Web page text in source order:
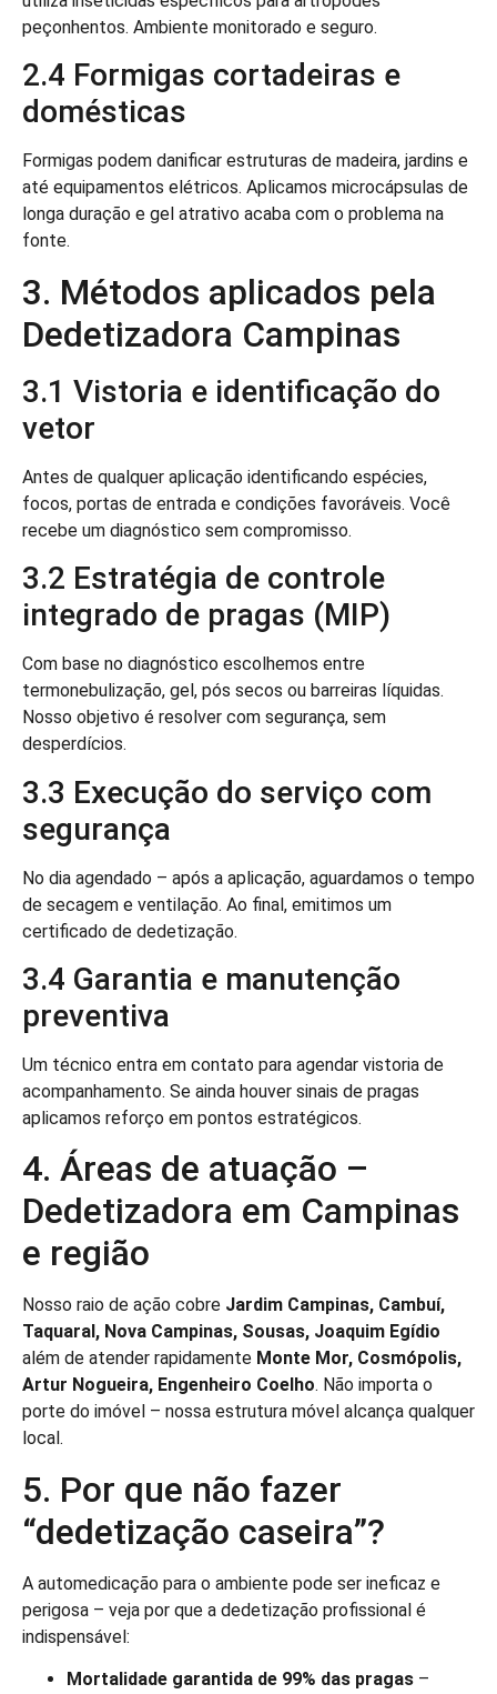
peçonhentos. Ambiente monitorado e seguro.
2.4 Formigas cortadeiras e
domésticas
Formigas podem danificar estruturas de madeira, jardins e
até equipamentos elétricos. Aplicamos microcápsulas de
longa duração e gel atrativo acaba com o problema na
fonte.
3. Métodos aplicados pela
Dedetizadora Campinas
3.1 Vistoria e identificação do
vetor
Antes de qualquer aplicação identificando espécies,
focos, portas de entrada e condições favoráveis. Você
recebe um diagnóstico sem compromisso.
3.2 Estratégia de controle
integrado de pragas (MIP)
Com base no diagnóstico escolhemos entre
termonebulização, gel, pós secos ou barreiras líquidas.
Nosso objetivo é resolver com segurança, sem
desperdícios.
3.3 Execução do serviço com
segurança
No dia agendado – após a aplicação, aguardamos o tempo
de secagem e ventilação. Ao final, emitimos um
certificado de dedetização.
3.4 Garantia e manutenção
preventiva
Um técnico entra em contato para agendar vistoria de
acompanhamento. Se ainda houver sinais de pragas
aplicamos reforço em pontos estratégicos.
4. Áreas de atuação –
Dedetizadora em Campinas
e região
Nosso raio de ação cobre Jardim Campinas, Cambuí,
Taquaral, Nova Campinas, Sousas, Joaquim Egídio
além de atender rapidamente Monte Mor, Cosmópolis,
Artur Nogueira, Engenheiro Coelho. Não importa o
porte do imóvel – nossa estrutura móvel alcança qualquer
local.
5. Por que não fazer
“dedetização caseira”?
A automedicação para o ambiente pode ser ineficaz e
perigosa – veja por que a dedetização profissional é
indispensável:
Mortalidade garantida de 99% das pragas –